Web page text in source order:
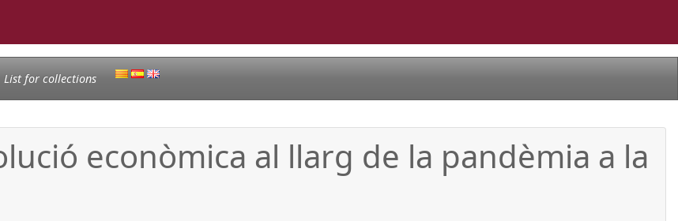
List for collections
econòmica al llarg de la pandèmia a la